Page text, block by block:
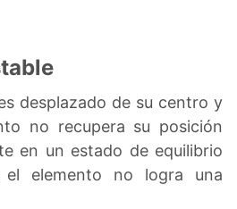
desplazado de su centro y
no recupera su posición
en un estado de equilibrio
el elemento no logra una